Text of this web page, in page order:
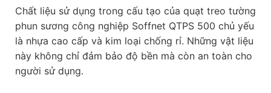
Chất liệu sử dụng trong cấu tạo của quạt treo tường
phun sương công nghiệp Soffnet QTPS 500 chủ yếu
là nhựa cao cấp và kim loại chống rỉ. Những vật liệu
này không chỉ đảm bảo độ bền mà còn an toàn cho
người sử dụng.